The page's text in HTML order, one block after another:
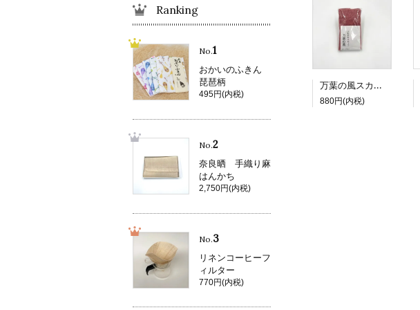
万葉の風スカーフ
880円(内税)
Ranking
No.1
おかいのふきん
琵琶柄
495円(内税)
No.2
奈良晒 手織り麻
はんかち
2,750円(内税)
No.3
リネンコーヒーフ
ィルター
770円(内税)